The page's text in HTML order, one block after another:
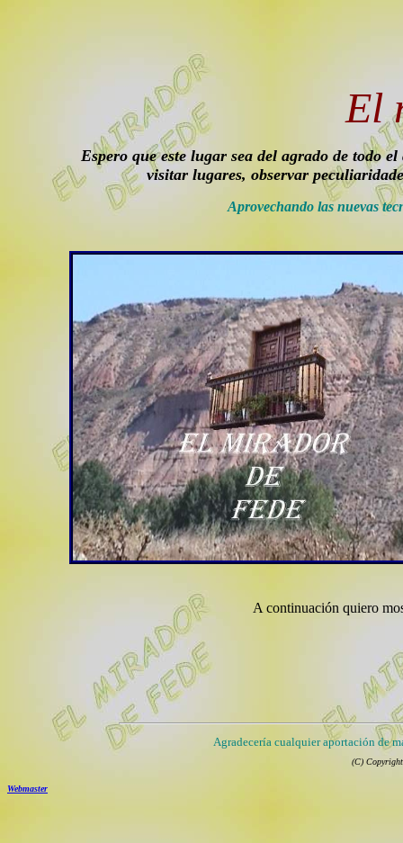
El
Espero que este lugar sea del agrado de todo
visitar lugares, observar
Aprovechando las nuevas
A continuación quiero
Agradecería cualquier aportación de
(C)
Webmaster